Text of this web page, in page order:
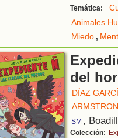
Temática:
Animales
Miedo,
del
DÍAZ
SM ,
Colección: